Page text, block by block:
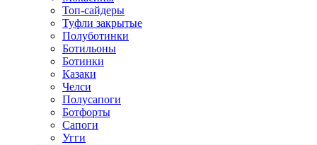
Топ-сайдеры
Туфли закрытые
Полуботинки
Ботильоны
Ботинки
Казаки
Челси
Полусапоги
Ботфорты
Сапоги
Угги